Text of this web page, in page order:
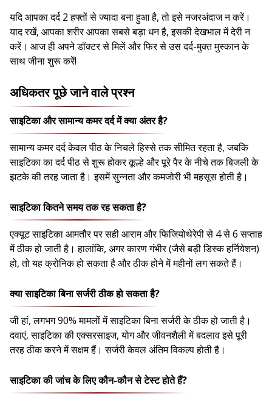
यदि आपका दर्द 2 हफ्तों से ज्यादा बना हुआ है, तो इसे नजरअंदाज न करें।
याद रखें, आपका शरीर आपका सबसे बड़ा धन है, इसकी देखभाल में देरी न
करें। आज ही अपने डॉक्टर से मिलें और फिर से उस दर्द-मुक्त मुस्कान के
साथ जीना शुरू करें!
अधिकतर पूछे जाने वाले प्रश्न
साइटिका और सामान्य कमर दर्द में क्या अंतर है?
सामान्य कमर दर्द केवल पीठ के निचले हिस्से तक सीमित रहता है, जबकि
साइटिका का दर्द पीठ से शुरू होकर कूल्हे और पूरे पैर के नीचे तक बिजली के
झटके की तरह जाता है। इसमें सुन्नता और कमजोरी भी महसूस होती है।
साइटिका कितने समय तक रह सकता है?
एक्यूट साइटिका आमतौर पर सही आराम और फिजियोथेरेपी से 4 से 6 सप्ताह
में ठीक हो जाती है। हालांकि, अगर कारण गंभीर (जैसे बड़ी डिस्क हर्नियेशन)
हो, तो यह क्रोनिक हो सकता है और ठीक होने में महीनों लग सकते हैं।
क्या साइटिका बिना सर्जरी ठीक हो सकता है?
जी हां, लगभग 90% मामलों में साइटिका बिना सर्जरी के ठीक हो जाती है।
दवाएं, साइटिका की एक्सरसाइज, योग और जीवनशैली में बदलाव इसे पूरी
तरह ठीक करने में सक्षम हैं। सर्जरी केवल अंतिम विकल्प होती है।
साइटिका की जांच के लिए कौन-कौन से टेस्ट होते हैं?